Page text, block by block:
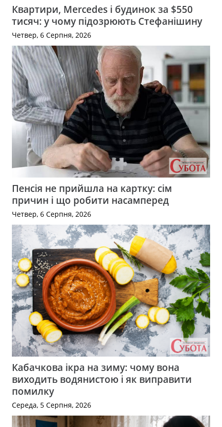
Квартири, Mercedes і будинок за $550
тисяч: у чому підозрюють Стефанішину
Четвер, 6 Серпня, 2026
Пенсія не прийшла на картку: сім
причин і що робити насамперед
Четвер, 6 Серпня, 2026
Кабачкова ікра на зиму: чому вона
виходить водянистою і як виправити
помилку
Середа, 5 Серпня, 2026